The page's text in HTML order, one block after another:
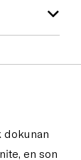
dokunan
en son